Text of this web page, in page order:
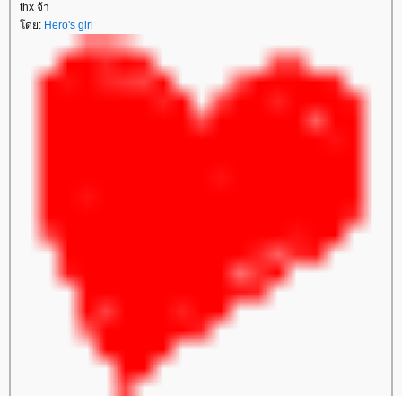
thx จ้า
โดย: Hero's girl